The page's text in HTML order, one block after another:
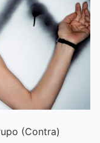
(Contra)